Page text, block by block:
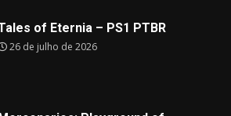
of Eternia – PS1 PTBR
26 de julho de 2026